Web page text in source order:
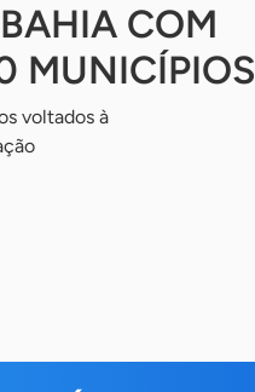
COM
MUNICÍPIOS
voltados à